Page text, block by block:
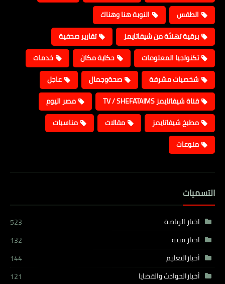
الطقس
النوبة هنا وهناك
برقية تهنئة من شيفاتايمز
تقارير صحفية
تكنولجيا المعلومات
حكاية مكان
خدمات
شخصيات مشرفة
صحةوجمال
عاجل
قناة شيفاتايمز TV / SHEFATAIMS
مصر اليوم
مطبخ شيفاتايمز
مقالات
مناسبات
منوعات
التسميات
اخبار الرياضة
523
اخبار فنيه
132
أخبارالتعليم
144
أخبارالحوادث والقضايا
121